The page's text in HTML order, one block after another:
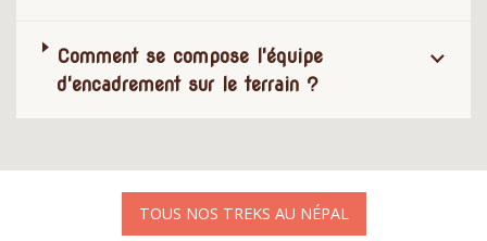
Comment se compose l'équipe
d'encadrement sur le terrain ?
TOUS NOS TREKS AU NÉPAL